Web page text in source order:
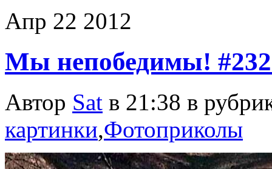
Апр 22 2012
Мы непобедимы!
Автор Sat в 21:38 в
картинки,Фотоприколы